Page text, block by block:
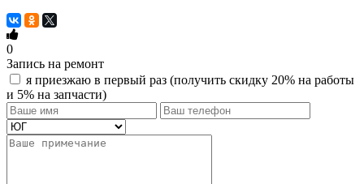
0
Запись на ремонт
я приезжаю в первый раз (получить скидку 20% на работы
и 5% на запчасти)